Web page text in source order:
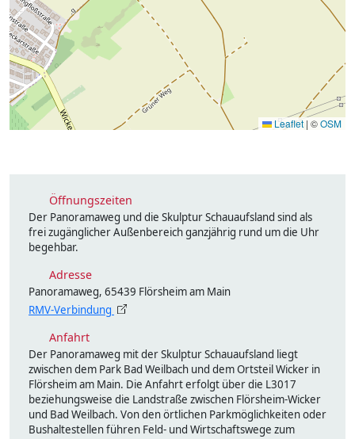
Leaflet | ©OSM
Öffnungszeiten
Der Panoramaweg und die Skulptur Schauaufsland sind als
frei zugänglicher Außenbereich ganzjährig rund um die Uhr
begehbar.
Adresse
Panoramaweg, 65439 Flörsheim am Main
RMV-Verbindung
Anfahrt
Der Panoramaweg mit der Skulptur Schauaufsland liegt
zwischen dem Park Bad Weilbach und dem Ortsteil Wicker in
Flörsheim am Main. Die Anfahrt erfolgt über die L3017
beziehungsweise die Landstraße zwischen Flörsheim-Wicker
und Bad Weilbach. Von den örtlichen Parkmöglichkeiten oder
Bushaltestellen führen Feld- und Wirtschaftswege zum